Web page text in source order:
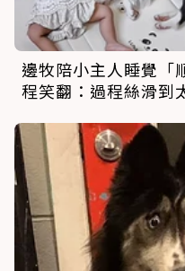
邊牧陪小主人睡覺「
程笑翻：過程絲滑到